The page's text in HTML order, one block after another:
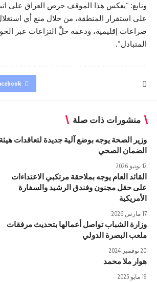
وتابع: “يعكس هذا الموقف حرص العراق على
على استقرار المنطقة، من خلال منع أي
صراعات إقليمية، ودعمه حلَّ النزاعات عبر
المتبادل”.
منشورات ذات صلة
وزير الصحة يوجه بوضع آلية جديدة لتعاقدات هيئة
الضمان الصحي
12 يونيو 2026
القائد العام يوجه بملاحقة مرتكبي الاعتداءات
على حقل مجنون وفندق الرشيد والسفارة
الأمريكية
17 مارس 2026
وزارة الشباب تواصل أعمالها بتحديث مرفقات
ملعب البصرة الدولي
20 نوفمبر 2024
هوار ملا محمد
19 مايو 2025